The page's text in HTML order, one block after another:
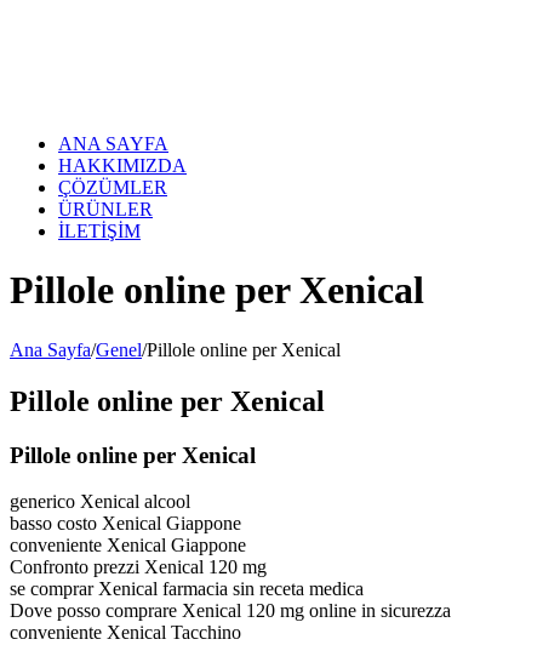
ANA SAYFA
HAKKIMIZDA
ÇÖZÜMLER
ÜRÜNLER
İLETİŞİM
Pillole online per Xenical
Ana Sayfa/Genel/Pillole online per Xenical
Pillole online per Xenical
Pillole online per Xenical
generico Xenical alcool
basso costo Xenical Giappone
conveniente Xenical Giappone
Confronto prezzi Xenical 120 mg
se comprar Xenical farmacia sin receta medica
Dove posso comprare Xenical 120 mg online in sicurezza
conveniente Xenical Tacchino